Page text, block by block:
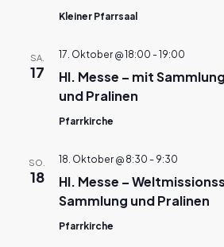
Kleiner Pfarrsaal
SA.
17
Hl. Messe – mit
und Pralinen
17. Oktober @ 18:00 - 19:00
Pfarrkirche
SO.
18
Hl. Messe –
Sammlung und Pralinen
18. Oktober @ 8:30 - 9:30
Pfarrkirche